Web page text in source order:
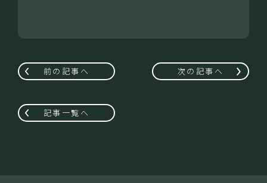
前の記事へ
記事一覧へ
次の記事へ